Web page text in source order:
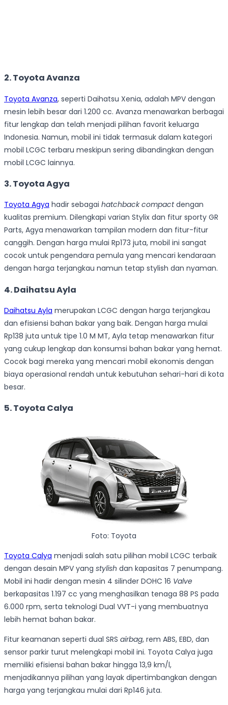
2.Toyota Avanza
Toyota Avanza, seperti Daihatsu Xenia, adalah MPV dengan
mesin lebih besar dari 1.200 cc. Avanza menawarkan berbagai
fitur lengkap dan telah menjadi pilihan favorit keluarga
Indonesia. Namun, mobil ini tidak termasuk dalam kategori
mobil LCGC terbaru meskipun sering dibandingkan dengan
mobil LCGC lainnya.
3.Toyota Agya
Toyota Agya hadir sebagai hatchback compactdengan
kualitas premium. Dilengkapi varian Stylix dan fitur sporty GR
Parts, Agya menawarkan tampilan modern dan fitur-fitur
canggih. Dengan harga mulai Rp173 juta, mobil ini sangat
cocok untuk pengendara pemula yang mencari kendaraan
dengan harga terjangkau namun tetap stylish dan nyaman.
4.Daihatsu Ayla
Daihatsu Ayla merupakan LCGC dengan harga terjangkau
dan efisiensi bahan bakar yang baik. Dengan harga mulai
Rp138 juta untuk tipe 1.0 M MT, Ayla tetap menawarkan fitur
yang cukup lengkap dan konsumsi bahan bakar yang hemat.
Cocok bagi mereka yang mencari mobil ekonomis dengan
biaya operasional rendah untuk kebutuhan sehari-hari di kota
besar.
5.Toyota Calya
Foto: Toyota
Toyota Calya menjadi salah satu pilihan mobil LCGC terbaik
dengan desain MPV yang stylish dan kapasitas 7 penumpang.
Mobil ini hadir dengan mesin 4 silinder DOHC 16 Valve
berkapasitas 1.197 cc yang menghasilkan tenaga 88 PS pada
6.000 rpm, serta teknologi Dual VVT-i yang membuatnya
lebih hemat bahan bakar.
Fitur keamanan seperti dual SRS airbag, rem ABS, EBD, dan
sensor parkir turut melengkapi mobil ini. Toyota Calya juga
memiliki efisiensi bahan bakar hingga 13,9 km/l,
menjadikannya pilihan yang layak dipertimbangkan dengan
harga yang terjangkau mulai dari Rp146 juta.